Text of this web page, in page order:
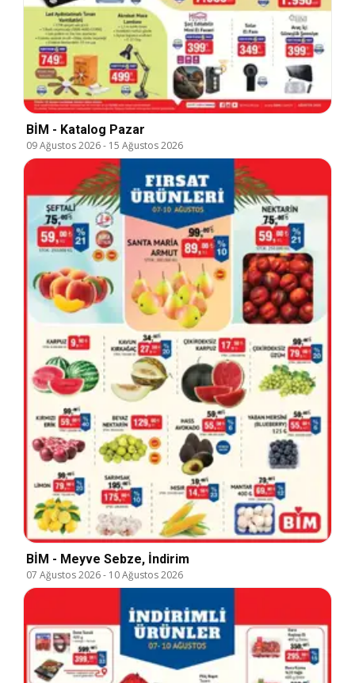
BİM - Katalog Pazar
09 Ağustos 2026- 15 Ağustos 2026
BİM - Meyve Sebze, İndirim
07 Ağustos 2026- 10 Ağustos 2026